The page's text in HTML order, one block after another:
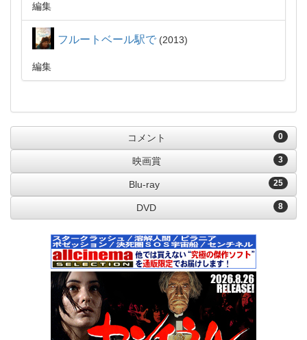
編集
フルートベール駅で 2013
編集
0
コメント
3
映画賞
25
Blu-ray
8
DVD